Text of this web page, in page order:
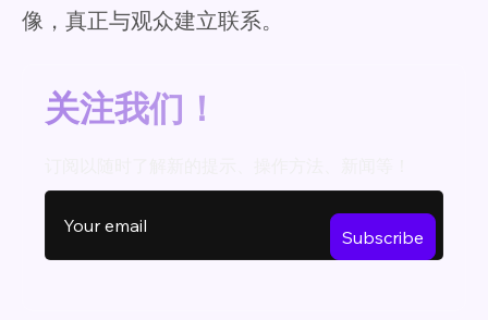
像，真正与观众建立联系。
关注我们！